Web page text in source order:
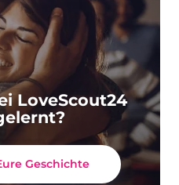
LoveScout24
Geschichte